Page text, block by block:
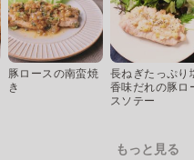
豚ロースの南蛮焼
き
長ねぎたっぷり
香味だれの豚ロ
スソテー
もっと見る